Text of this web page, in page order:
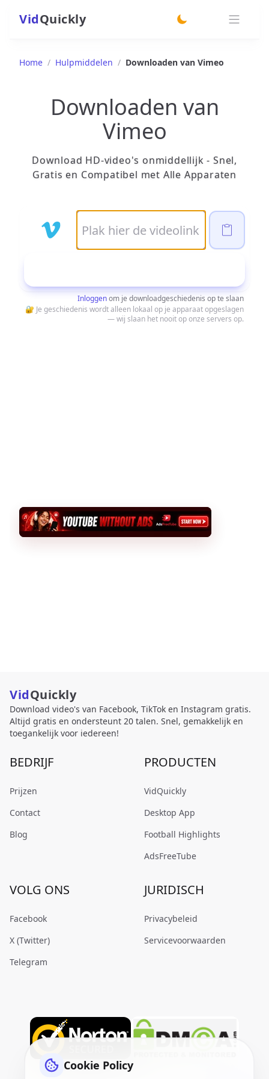
VidQuickly
Home / Hulpmiddelen / Downloaden van Vimeo
Downloaden van
Vimeo
Download HD-video's onmiddellijk - Snel,
Gratis en Compatibel met Alle Apparaten
Inloggenom je downloadgeschiedenis op te slaan
🔐 Je geschiedenis wordt alleen lokaal op je apparaat opgeslagen
— wij slaan het nooit op onze servers op.
VidQuickly
Download video's van Facebook, TikTok en Instagram gratis.
Altijd gratis en ondersteunt 20 talen. Snel, gemakkelijk en
toegankelijk voor iedereen!
BEDRIJF
Prijzen
Contact
Blog
PRODUCTEN
VidQuickly
Desktop App
Football Highlights
AdsFreeTube
VOLG ONS
Facebook
X (Twitter)
Telegram
JURIDISCH
Privacybeleid
Servicevoorwaarden
Cookie Policy